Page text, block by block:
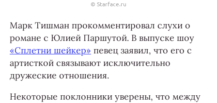
© Starface.ru
Марк Тишман прокомментировал слухи о
романе с Юлией Паршутой. В выпуске шоу
«Сплетни шейкер» певец заявил, что его с
артисткой связывают исключительно
дружеские отношения.
Некоторые поклонники уверены, что между